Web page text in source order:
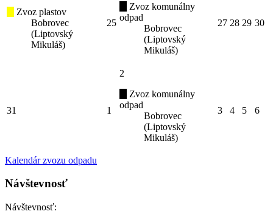
Zvoz plastov
Bobrovec
(Liptovský
Mikuláš)
25
Zvoz komunálny
odpad
Bobrovec
(Liptovský
Mikuláš)
27 28 29 30
31 1
2
Zvoz komunálny
odpad
Bobrovec
(Liptovský
Mikuláš)
3 4 5 6
Kalendár zvozu odpadu
Návštevnosť
Návštevnosť: